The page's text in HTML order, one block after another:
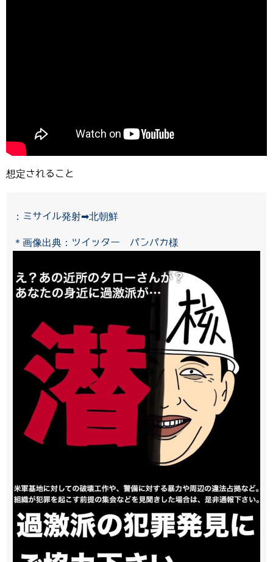
想定されること
：ミサイル発射➡北朝鮮
＊画像出典：ツイッター パンパカ様